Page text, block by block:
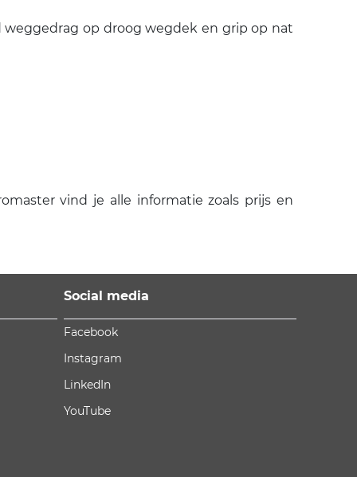
weggedrag op droog wegdek en grip op nat
vind je alle informatie zoals prijs en
Social media
Facebook
Instagram
LinkedIn
YouTube